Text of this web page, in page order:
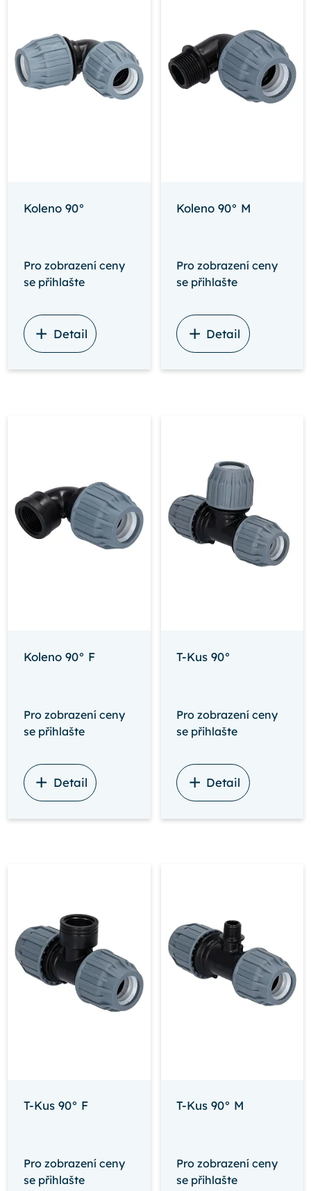
Koleno 90°
Pro zobrazení ceny
se přihlašte
Detail
Koleno 90° M
Pro zobrazení ceny
se přihlašte
Detail
Koleno 90° F
Pro zobrazení ceny
se přihlašte
Detail
T-Kus 90°
Pro zobrazení ceny
se přihlašte
Detail
T-Kus 90° F
Pro zobrazení ceny
se přihlašte
T-Kus 90° M
Pro zobrazení ceny
se přihlašte